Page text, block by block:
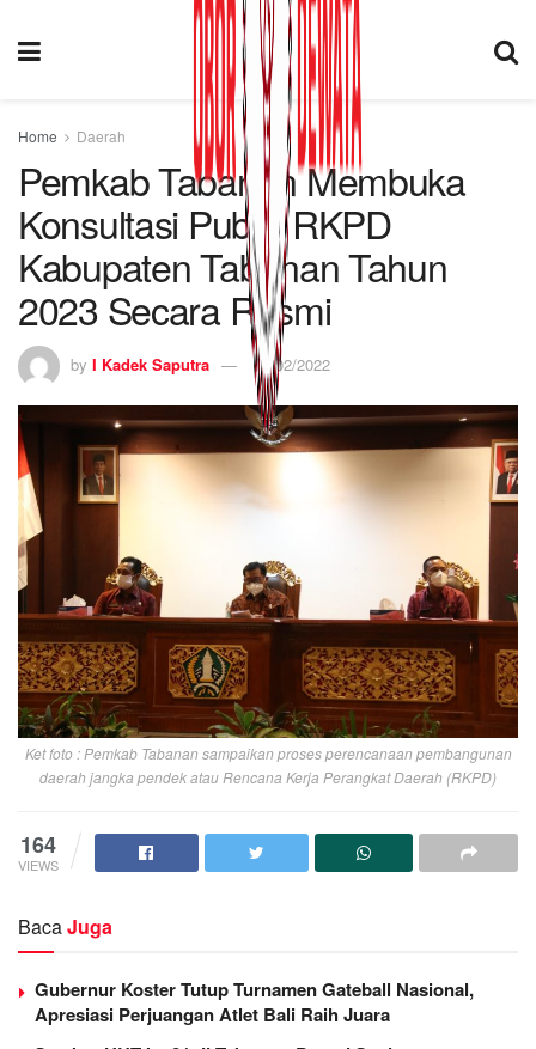
Home Daerah
Pemkab Tabanan Membuka
Konsultasi Publik RKPD
Kabupaten Tabanan Tahun
2023 Secara Resmi
by I Kadek Saputra 05/02/2022
Ket foto : Pemkab Tabanan sampaikan proses perencanaan pembangunan
daerah jangka pendek atau Rencana Kerja Perangkat Daerah (RKPD)
164
VIEWS
BacaJuga
Gubernur Koster Tutup Turnamen Gateball Nasional,
Apresiasi Perjuangan Atlet Bali Raih Juara